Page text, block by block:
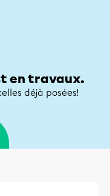
en travaux.
déjà posées!